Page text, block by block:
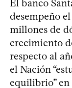
El banco
desempeño
millones de
crecimiento
respecto al
el Nación
equilibrio” en